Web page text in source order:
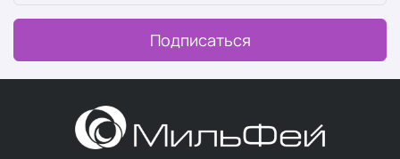
Подписаться